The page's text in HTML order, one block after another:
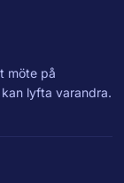
möte på
lyfta varandra.